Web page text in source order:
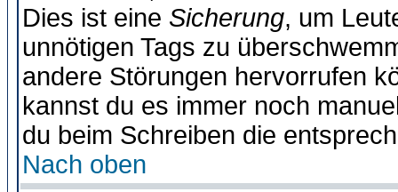
Dies ist eine Sicherung, um
unnötigen Tags zu
andere Störungen hervorrufen
kannst du es immer noch
du beim Schreiben die
Nach oben